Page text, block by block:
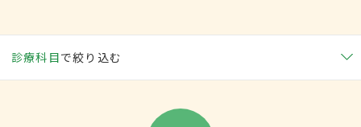
診療科目で絞り込む